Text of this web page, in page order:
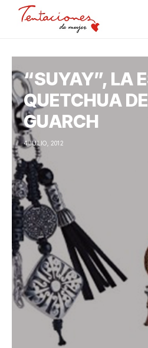
“SUYAY”, LA
QUETCHUA
GUARCH
4 JULIO, 2012